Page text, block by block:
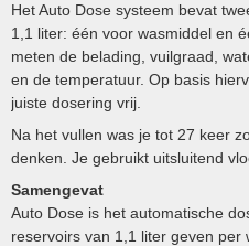
Het Auto Dose systeem bevat
1,1 liter: één voor wasmiddel en
meten de belading, vuilgraad,
en de temperatuur. Op basis
juiste dosering vrij.
Na het vullen was je tot 27 keer
denken. Je gebruikt uitsluitend
Samengevat
Auto Dose is het automatische
reservoirs van 1,1 liter geven per